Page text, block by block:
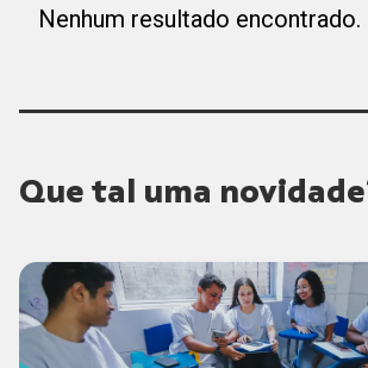
Nenhum resultado encontrado.
Que tal uma